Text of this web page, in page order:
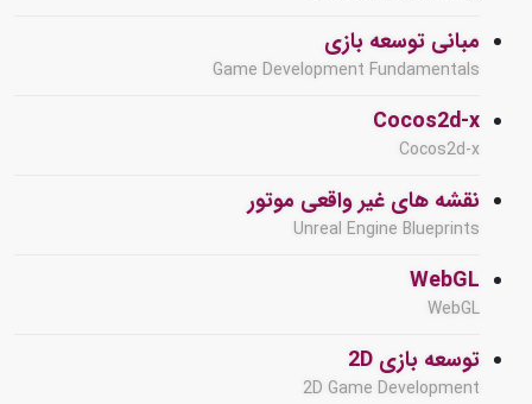
مبانی توسعه بازی
Game Development Fundamentals
Cocos2d-x
Cocos2d-x
نقشه های غیر واقعی موتور
Unreal Engine Blueprints
WebGL
WebGL
توسعه بازی 2D
2D Game Development